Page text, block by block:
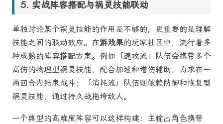
实战阵容搭配与祸灵技能联动
单独讨论某个祸灵技能的作用是不够的，更重要的是理解
技能之间的联动效应。在游戏果的玩家社区中，流行着多
种成熟的阵容搭配方案。例如「速攻流」队伍会携带多个
高伤的物理型祸灵技能，配合加速和增伤辅助，力求在一
两回合内结束战斗；「消耗流」队伍则依赖防御和恢复型
祸灵技能，通过持久战拖垮敌人。
一个典型的高难度阵容可以这样构建：主输出角色携带